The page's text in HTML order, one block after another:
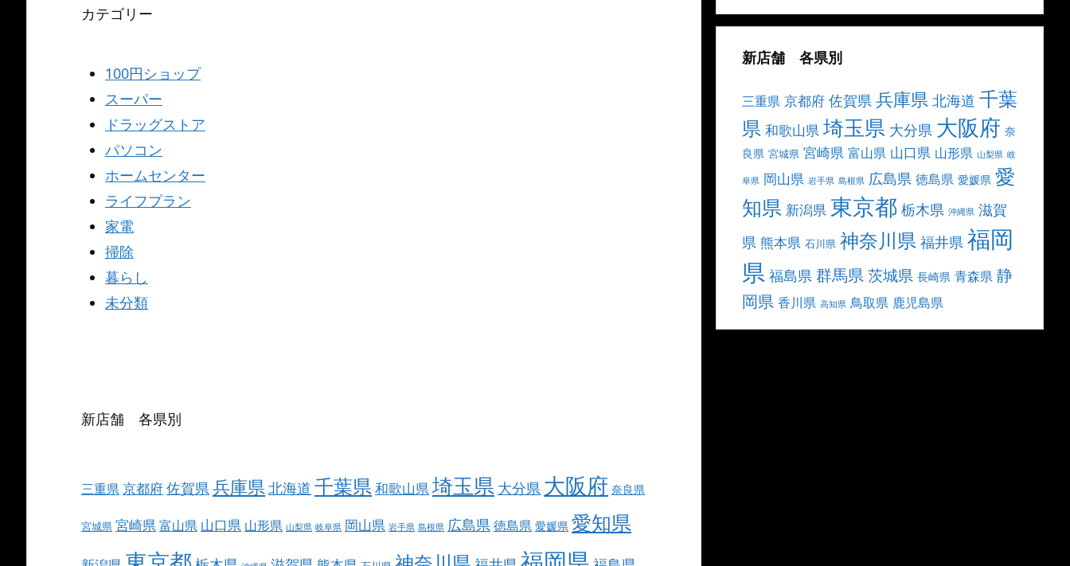
カテゴリー
100円ショップ
スーパー
ドラッグストア
パソコン
ホームセンター
ライフプラン
家電
掃除
暮らし
未分類
新店舗 各県別
三重県京都府佐賀県 兵庫県北海道 千葉県 和歌山県 埼玉県 大分県 大阪府 奈良県
宮城県 宮崎県 富山県 山口県 山形県 山梨県 岐阜県 岡山県 岩手県 島根県 広島県 徳島県 愛媛県 愛知県
新店舗 各県別
三重県 京都府 佐賀県 兵庫県 北海道 千葉
県 和歌山県 埼玉県 大分県 大阪府 奈
良県 宮城県 宮崎県 富山県 山口県 山形県 山梨県 岐
阜県 岡山県 岩手県 島根県 広島県 徳島県 愛媛県 愛
知県 新潟県 東京都 栃木県 沖縄県 滋賀
県 熊本県 石川県 神奈川県 福井県 福岡
県 福島県 群馬県茨城県 長崎県 青森県 静
岡県 香川県 高知県 鳥取県 鹿児島県